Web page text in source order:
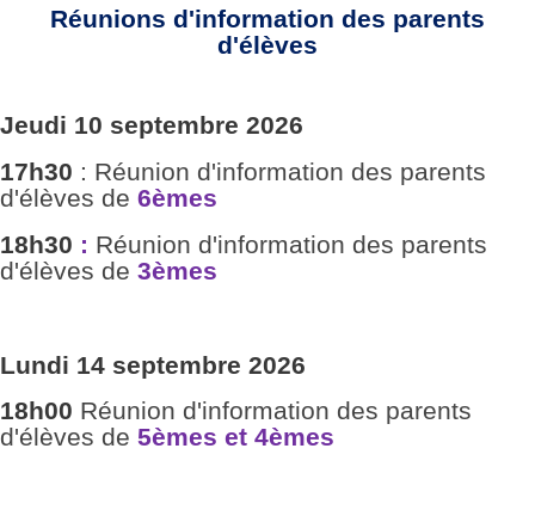
Réunions d'information des parents
d'élèves
Jeudi 10 septembre 2026
17h30 : Réunion d'information des parents
d'élèves de 6èmes
18h30 : Réunion d'information des parents
d'élèves de 3èmes
Lundi 14 septembre 2026
18h00 Réunion d'information des parents
d'élèves de 5èmes et 4èmes